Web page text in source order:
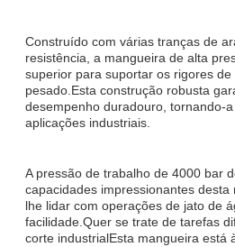
Construído com várias tranças de
resistência, a mangueira de alta
superior para suportar os rigores
pesado.Esta construção robusta
desempenho duradouro, tornando-
aplicações industriais.
A pressão de trabalho de 4000 bar
capacidades impressionantes
lhe lidar com operações de jato de
facilidade.Quer se trate de tarefas
corte industrialEsta mangueira está